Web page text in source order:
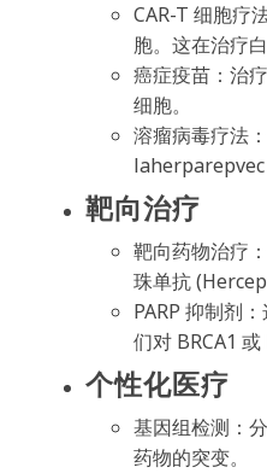
CAR-T 细胞疗
胞。这在治疗
癌症疫苗：治
细胞。
溶瘤病毒疗法
laherparepvec
靶向治疗
靶向药物治疗
珠单抗
PARP 抑制剂
们对 BRCA1
个性化医疗
基因组检测：
药物的突变。